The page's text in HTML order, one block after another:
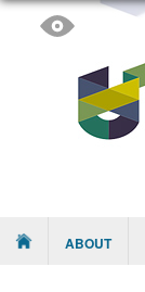
Menu ABOUT